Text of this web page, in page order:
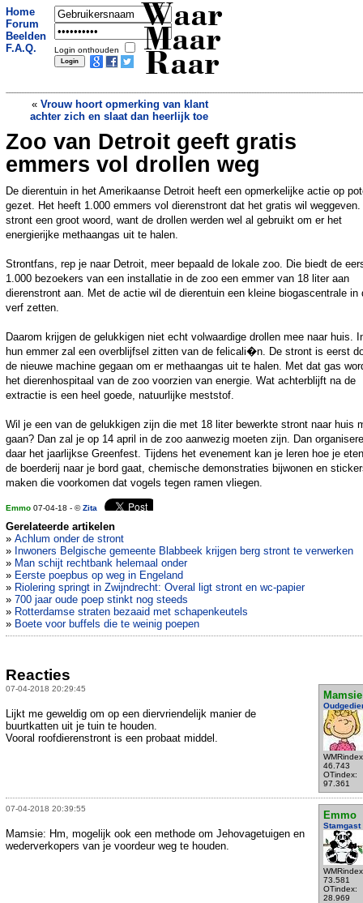
Home
Forum
Beelden
F.A.Q.
Login onthouden
Waar
Maar
Raar
« Vrouw hoort opmerking van klant
achter zich en slaat dan heerlijk toe
Excuses sumobaas voor weggejaagde
vrouwen»
Zoo van Detroit geeft gratis
emmers vol drollen weg
De dierentuin in het Amerikaanse Detroit heeft een opmerkelijke actie op
gezet. Het heeft 1.000 emmers vol dierenstront dat het gratis wil
stront een groot woord, want de drollen werden wel al gebruikt om er het
energierijke methaangas uit te halen.
Strontfans, rep je naar Detroit, meer bepaald de lokale zoo. Die biedt de
1.000 bezoekers van een installatie in de zoo een emmer van 18 liter aan
dierenstront aan. Met de actie wil de dierentuin een kleine biogascentrale in
verf zetten.
Daarom krijgen de gelukkigen niet echt volwaardige drollen mee naar huis.
hun emmer zal een overblijfsel zitten van de felicali�n. De stront is eerst
de nieuwe machine gegaan om er methaangas uit te halen. Met dat gas
het dierenhospitaal van de zoo voorzien van energie. Wat achterblijft na de
extractie is een heel goede, natuurlijke meststof.
Wil je een van de gelukkigen zijn die met 18 liter bewerkte stront naar huis
gaan? Dan zal je op 14 april in de zoo aanwezig moeten zijn. Dan
daar het jaarlijkse Greenfest. Tijdens het evenement kan je leren hoe je
de boerderij naar je bord gaat, chemische demonstraties bijwonen en
maken die voorkomen dat vogels tegen ramen vliegen.
Emmo 07-04-18 - ©Zita
Gerelateerde artikelen
» Achlum onder de stront
» Inwoners Belgische gemeente Blabbeek krijgen berg stront te verwerken
» Man schijt rechtbank helemaal onder
» Eerste poepbus op weg in Engeland
» Riolering springt in Zwijndrecht: Overal ligt stront en wc-papier
» 700 jaar oude poep stinkt nog steeds
» Rotterdamse straten bezaaid met schapenkeutels
» Boete voor buffels die te weinig poepen
Reacties
07-04-2018 20:29:45
Mamsie
46.743
OTindex:
97.361
Lijkt me geweldig om op een diervriendelijk manier de
buurtkatten uit je tuin te houden.
Vooral roofdierenstront is een probaat middel.
07-04-2018 20:39:55
Emmo
Stamgast
73.581
OTindex:
28.969
Mamsie: Hm, mogelijk ook een methode om Jehovagetuigen en
wederverkopers van je voordeur weg te houden.